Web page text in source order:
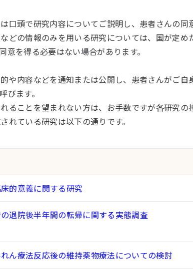
口頭で研究内容についてご説明し、患者さんの
どの情報のみを用いる研究については、国が定
意を得る必要はない場合があります。
や内容などを通知または公開し、患者さんがご
びます。
ることを望まれない方は、お手数ですが各研究の
れている研究は以下の通りです。
的意義に関する研究
退院後半年間の転帰に関する実態調査
ん療法反応後の維持薬物療法についての検討